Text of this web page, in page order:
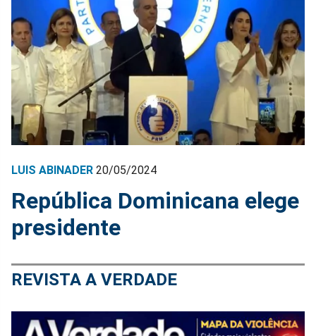
LUIS ABINADER 20/05/2024
República Dominicana elege
presidente
REVISTA A VERDADE